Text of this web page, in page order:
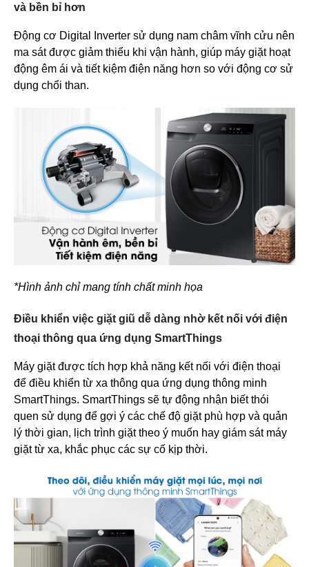
và bền bỉ hơn
Động cơ Digital Inverter sử dụng nam châm vĩnh cửu nên
ma sát được giảm thiểu khi vận hành, giúp máy giặt hoạt
động êm ái và tiết kiệm điện năng hơn so với động cơ sử
dụng chổi than.
*Hình ảnh chỉ mang tính chất minh họa
Điều khiển việc giặt giũ dễ dàng nhờ kết nối với điện
thoại thông qua ứng dụng SmartThings
Máy giặt được tích hợp khả năng kết nối với điện thoại
để điều khiển từ xa thông qua ứng dụng thông minh
SmartThings. SmartThings sẽ tự động nhận biết thói
quen sử dụng để gợi ý các chế độ giặt phù hợp và quản
lý thời gian, lịch trình giặt theo ý muốn hay giám sát máy
giặt từ xa, khắc phục các sự cố kịp thời.